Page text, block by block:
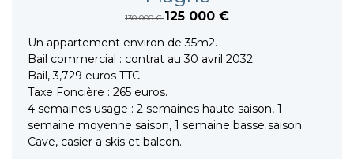
130 000 €125 000 €
Un appartement environ de 35m2.
Bail commercial : contrat au 30 avril 2032.
Bail, 3,729 euros TTC.
Taxe Foncière : 265 euros.
4 semaines usage : 2 semaines haute saison, 1
semaine moyenne saison, 1 semaine basse saison.
Cave, casier a skis et balcon.